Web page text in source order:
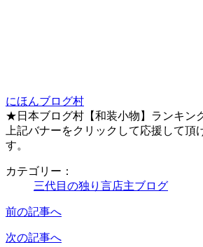
にほんブログ村
★日本ブログ村【和装小物】ランキン
上記バナーをクリックして応援して頂
す。
カテゴリー：
三代目の独り言店主ブログ
前の記事へ
次の記事へ